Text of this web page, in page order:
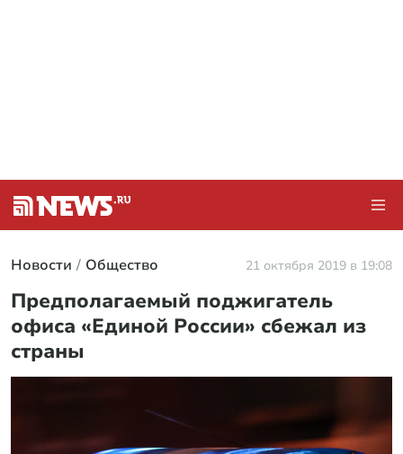
Новости Общество 21 октября 2019 в 19:08
Предполагаемый поджигатель
офиса «Единой России» сбежал из
страны